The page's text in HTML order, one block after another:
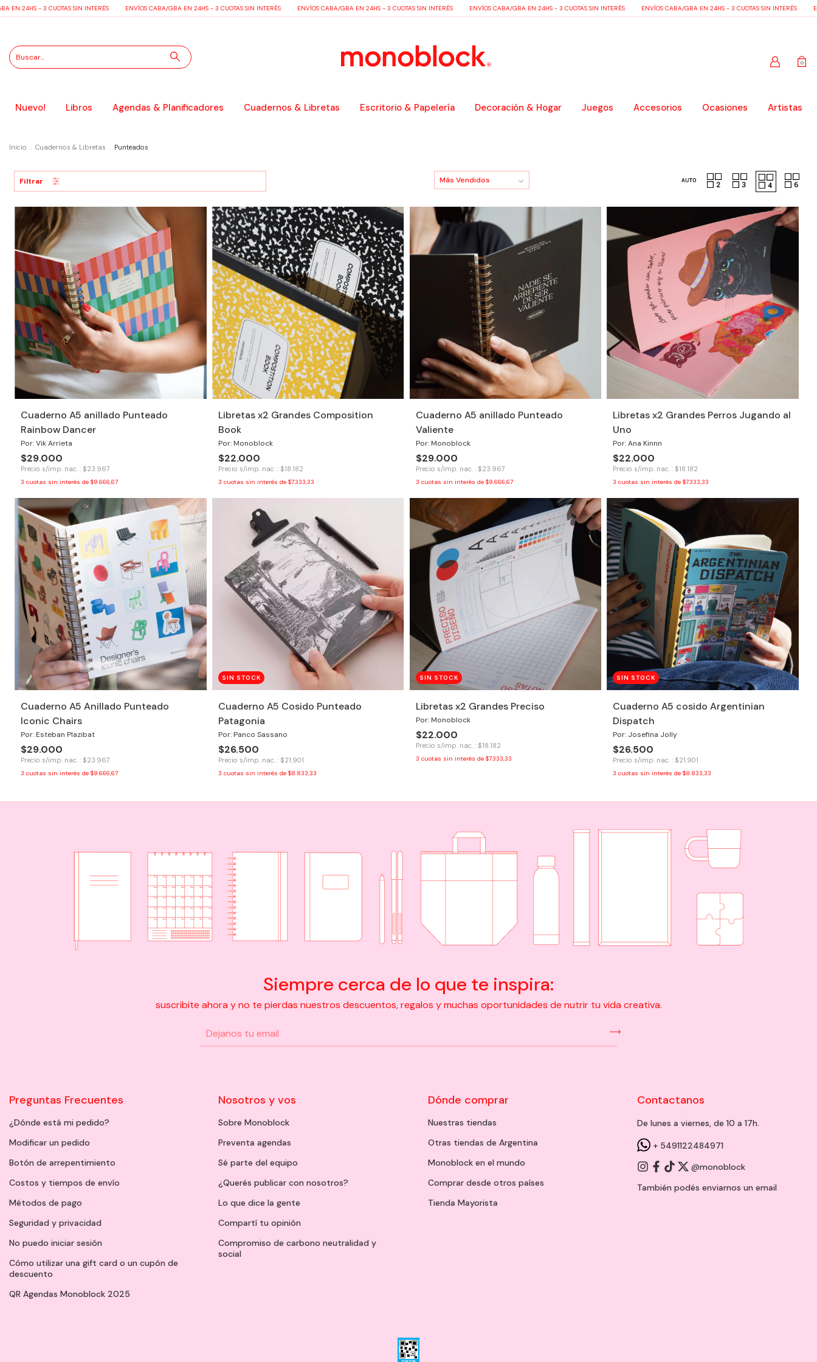
24HS - 3 CUOTAS SIN INTERÉS ENVÍOS CABA/GBA EN 24HS - 3 CUOTAS SIN INTERÉS ENVÍOS CABA/GBA EN 24HS - 3 CUOTAS SIN INTERÉS ENVÍOS CABA/GBA EN 24HS - 3 CUOTAS SIN INTERÉS ENVÍOS CABA/GBA EN 24HS - 3 CUOTAS SIN INTERÉS
0
Nuevo! Libros Agendas & Planificadores Cuadernos & Libretas Escritorio & Papelería Decoración & Hogar Juegos Accesorios Ocasiones Artistas
Inicio . Cuadernos & Libretas . Punteados
Filtrar
Cuaderno A5 anillado Punteado
Rainbow Dancer
Por: Vik Arrieta
$29.000
Precio s/imp. nac. : $23.967
3 cuotas sin interés de $9.666,67
Libretas x2 Grandes Composition
Book
Por: Monoblock
$22.000
Precio s/imp. nac. : $18.182
3 cuotas sin interés de $7.333,33
Cuaderno A5 anillado Punteado
Valiente
Por: Monoblock
$29.000
Precio s/imp. nac. : $23.967
3 cuotas sin interés de $9.666,67
Libretas x2 Grandes Perros Jugando al
Uno
Por: Ana Kinnn
$22.000
Precio s/imp. nac. : $18.182
3 cuotas sin interés de$7.333,33
Cuaderno A5 Anillado Punteado
Iconic Chairs
Por: Esteban Plazibat
$29.000
Precio s/imp. nac. : $23.967
3 cuotas sin interés de $9.666,67
SIN STOCK
Cuaderno A5 Cosido Punteado
Patagonia
Por: Panco Sassano
$26.500
Precio s/imp. nac. : $21.901
3 cuotas sin interés de $8.833,33
SIN STOCK
Libretas x2 Grandes Preciso
Por: Monoblock
$22.000
Precio s/imp. nac. : $18.182
3 cuotas sin interés de $7.333,33
SIN STOCK
Cuaderno A5 cosido Argentinian
Dispatch
Por: Josefina Jolly
$26.500
Precio s/imp. nac. : $21.901
3 cuotas sin interés de$8.833,33
Siempre cerca de lo que te inspira:
suscribite ahora y no te pierdas nuestros descuentos, regalos y muchas oportunidades de nutrir tu vida creativa.
Preguntas Frecuentes
¿Dónde está mi pedido?
Modificar un pedido
Botón de arrepentimiento
Costos y tiempos de envío
Métodos de pago
Seguridad y privacidad
No puedo iniciar sesión
Cómo utilizar una gift card o un cupón de
descuento
QR Agendas Monoblock 2025
Nosotros y vos
Sobre Monoblock
Preventa agendas
Sé parte del equipo
¿Querés publicar con nosotros?
Lo que dice la gente
Compartí tu opinión
Compromiso de carbono neutralidad y
social
Dónde comprar
Nuestras tiendas
Otras tiendas de Argentina
Monoblock en el mundo
Comprar desde otros países
Tienda Mayorista
Contactanos
De lunes a viernes, de 10 a 17h.
+ 5491122484971
@monoblock
También podés enviarnos un email